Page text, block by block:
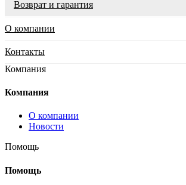
Возврат и гарантия
О компании
Контакты
Компания
Компания
О компании
Новости
Помощь
Помощь